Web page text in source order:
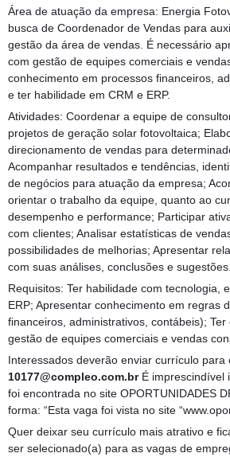
Área de atuação da empresa: Energia
busca de Coordenador de Vendas para
gestão da área de vendas. É necessário
com gestão de equipes comerciais e
conhecimento em processos financeiros,
e ter habilidade em CRM e ERP.
Atividades: Coordenar a equipe de
projetos de geração solar fotovoltaica;
direcionamento de vendas para
Acompanhar resultados e tendências,
de negócios para atuação da empresa;
orientar o trabalho da equipe, quanto ao
desempenho e performance; Participar
com clientes; Analisar estatísticas de
possibilidades de melhorias; Apresentar
com suas análises, conclusões e sugestões.
Requisitos: Ter habilidade com tecnologia,
ERP; Apresentar conhecimento em regras
financeiros, administrativos, contábeis); Ter
gestão de equipes comerciais e vendas
Interessados deverão enviar currículo para
10177@compleo.com.brÉ imprescindível
foi encontrada no site OPORTUNIDADES
forma: “Esta vaga foi vista no site
Quer deixar seu currículo mais atrativo e
ser selecionado(a) para as vagas de